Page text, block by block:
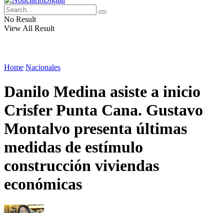
No Result
View All Result
Home Nacionales
Danilo Medina asiste a inicio
Crisfer Punta Cana. Gustavo
Montalvo presenta últimas
medidas de estímulo
construcción viviendas
económicas